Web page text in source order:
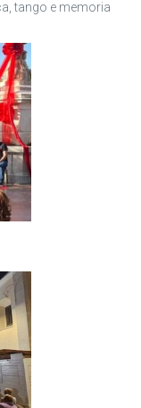
tango e memoria